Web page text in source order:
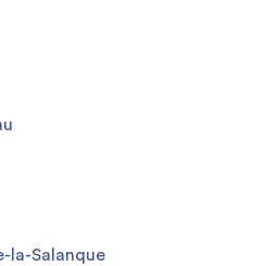
la-Salanque